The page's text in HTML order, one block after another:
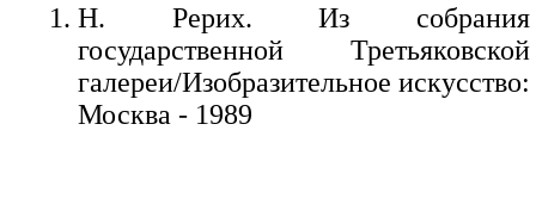
Н. Рерих. Из собрания
государственной Третьяковской
галереи/Изобразительное искусство:
Москва - 1989